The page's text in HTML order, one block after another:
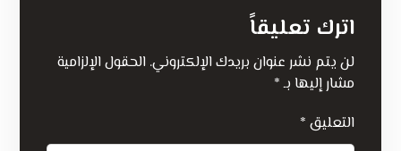
اترك تعليقاً
لن يتم نشر عنوان بريدك الإلكتروني. الحقول الإلزامية
مشار إليها بـ*
التعليق *